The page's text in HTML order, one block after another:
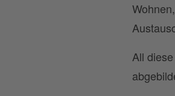
All